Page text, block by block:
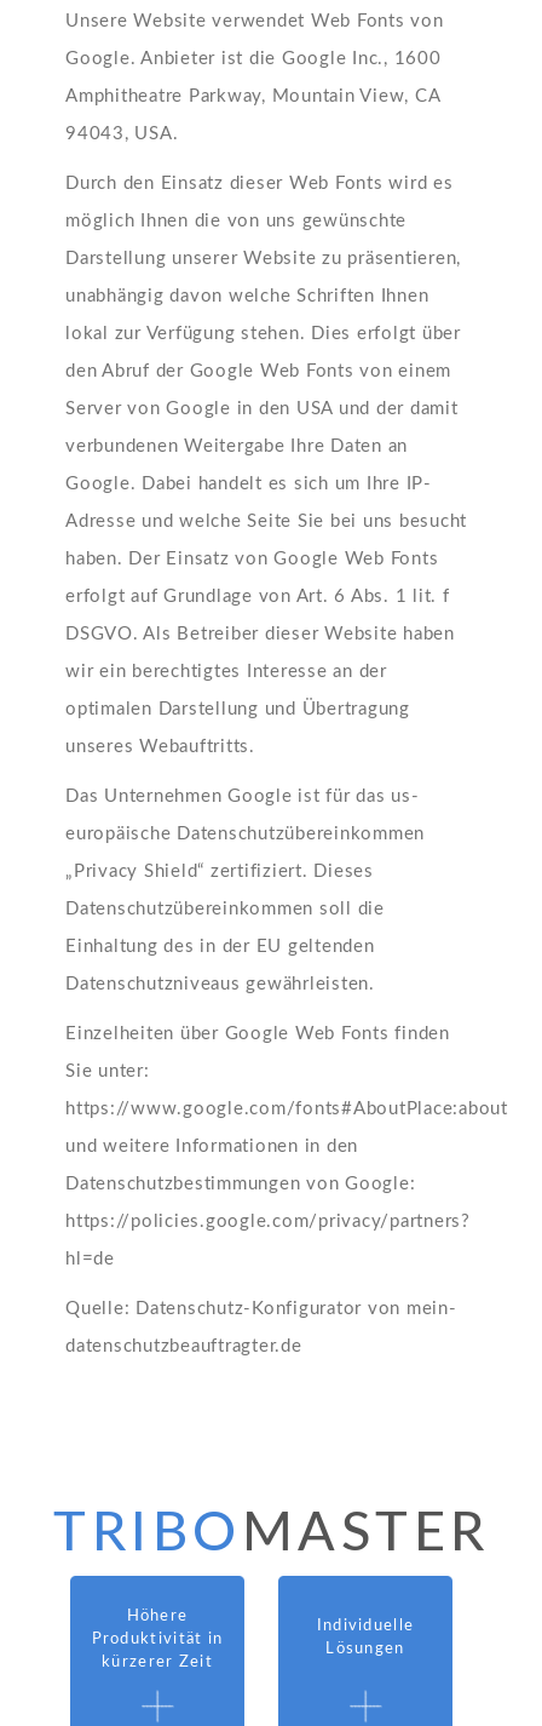
Unsere Website verwendet Web Fonts von
Google. Anbieter ist die Google Inc., 1600
Amphitheatre Parkway, Mountain View, CA
94043, USA.
Durch den Einsatz dieser Web Fonts wird es
möglich Ihnen die von uns gewünschte
Darstellung unserer Website zu präsentieren,
unabhängig davon welche Schriften Ihnen
lokal zur Verfügung stehen. Dies erfolgt über
den Abruf der Google Web Fonts von einem
Server von Google in den USA und der damit
verbundenen Weitergabe Ihre Daten an
Google. Dabei handelt es sich um Ihre IP-
Adresse und welche Seite Sie bei uns besucht
haben. Der Einsatz von Google Web Fonts
erfolgt auf Grundlage von Art. 6 Abs. 1 lit. f
DSGVO. Als Betreiber dieser Website haben
wir ein berechtigtes Interesse an der
optimalen Darstellung und Übertragung
unseres Webauftritts.
Das Unternehmen Google ist für das us-
europäische Datenschutzübereinkommen
„Privacy Shield“ zertifiziert. Dieses
Datenschutzübereinkommen soll die
Einhaltung des in der EU geltenden
Datenschutzniveaus gewährleisten.
Einzelheiten über Google Web Fonts finden
Sie unter:
https://www.google.com/fonts#AboutPlace:about
und weitere Informationen in den
Datenschutzbestimmungen von Google:
https://policies.google.com/privacy/partners?
hl=de
Quelle: Datenschutz-Konfigurator von mein-
datenschutzbeauftragter.de
TRIBO MASTER
Höhere
Produktivität in
kürzerer Zeit
Individuelle
Lösungen